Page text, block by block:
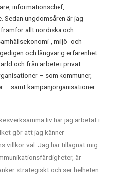
informationschef,
Sedan ungdomsåren är jag
allt nordiska och
, miljö- och
och långvarig erfarenhet
och från arbete i privat
– som kommuner,
– samt kampanjorganisationer
liv har jag arbetat i
gör att jag känner
villkor väl. Jag har tillägnat mig
är
strategiskt och ser helheten.